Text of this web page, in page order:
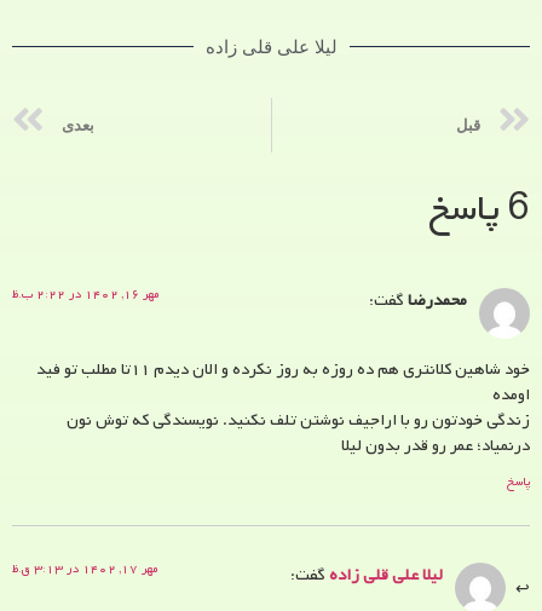
لیلا علی قلی زاده
قبل بعدی
6 پاسخ
محمدرضاگفت: مهر ۱۶, ۱۴۰۲ در ۲:۲۲ ب.ظ
خود شاهین کلانتری هم ده روزه به روز نکرده و الان دیدم ۱۱تا مطلب تو فید
اومده
زندگی خودتون رو با اراجیف نوشتن تلف نکنید. نویسندگی که توش نون
درنمیاد؛ عمر رو قدر بدون لیلا
پاسخ
لیلا علی قلی زادهگفت: مهر ۱۷, ۱۴۰۲ در ۳:۱۳ ق.ظ